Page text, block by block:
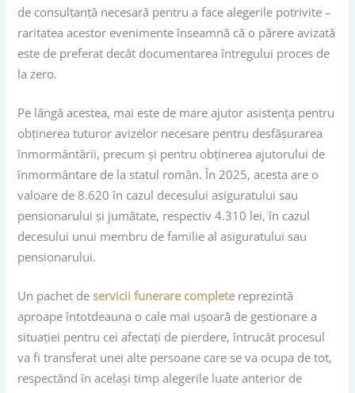
de consultanță necesară pentru a face alegerile potrivite –
raritatea acestor evenimente înseamnă că o părere avizată
este de preferat decât documentarea întregului proces de
la zero.
Pe lângă acestea, mai este de mare ajutor asistența pentru
obținerea tuturor avizelor necesare pentru desfășurarea
înmormântării, precum și pentru obținerea ajutorului de
înmormântare de la statul român. În 2025, acesta are o
valoare de 8.620 în cazul decesului asiguratului sau
pensionarului și jumătate, respectiv 4.310 lei, în cazul
decesului unui membru de familie al asiguratului sau
pensionarului.
Un pachet deservicii funerare complete reprezintă
aproape întotdeauna o cale mai ușoară de gestionare a
situației pentru cei afectați de pierdere, întrucât procesul
va fi transferat unei alte persoane care se va ocupa de tot,
respectând în același timp alegerile luate anterior de